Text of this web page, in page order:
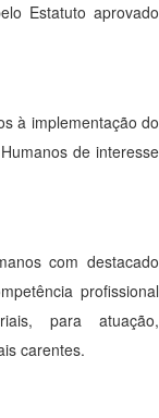
Estatuto aprovado
à implementação do
de interesse
com destacado
profissional
para atuação,
carentes.